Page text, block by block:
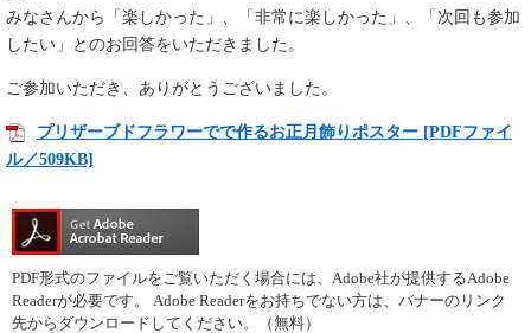
みなさんから「楽しかった」、「非常に楽しかった」、「次回も参加
したい」とのお回答をいただきました。
ご参加いただき、ありがとうございました。
プリザーブドフラワーでで作るお正月飾りポスター [PDFファイ
ル／509KB]
PDF形式のファイルをご覧いただく場合には、Adobe社が提供するAdobe
Readerが必要です。
Adobe Readerをお持ちでない方は、バナーのリンク
先からダウンロードしてください。（無料）